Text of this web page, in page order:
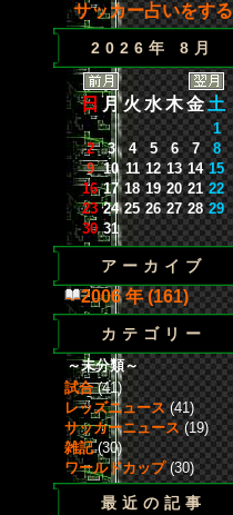
サッカー占いをする
2026年 8月
日 月火 水木金土
1
2
3 4 5 6 7
8
9 10 11 12 13 14 15
16 17 18 19 20 21 22
23 24 25 26 27 28 29
30 31
アーカイブ
2006 年 (161)
カテゴリー
～未分類～
試合(41)
レッズニュース(41)
サッカーニュース(19)
雑記(30)
ワールドカップ(30)
最近の記事